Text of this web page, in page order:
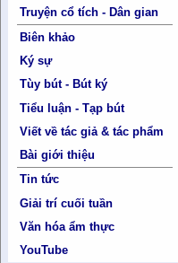
Truyện cổ tích - Dân gian
Biên khảo
Ký sự
Tùy bút - Bút ký
Tiểu luận - Tạp bút
Viết về tác giả & tác phẩm
Bài giới thiệu
Tin tức
Giải trí cuối tuần
Văn hóa ẩm thực
YouTube